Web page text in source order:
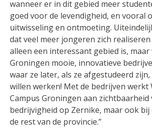
wanneer er in dit gebied meer
goed voor de levendigheid, en vooral
uitwisseling en ontmoeting.
dat veel meer jongeren zich
alleen een interessant gebied is,
Groningen mooie, innovatieve
waar ze later, als ze afgestudeerd
willen werken! Met de bedrijven werkt
Campus Groningen aan zichtbaarheid
bedrijvigheid op Zernike, maar ook bij
de rest van de provincie.”